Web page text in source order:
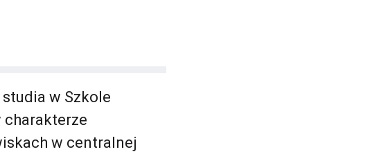
studia w Szkole
charakterze
w centralnej